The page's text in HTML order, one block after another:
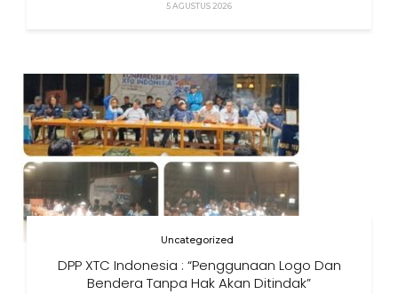
5 AGUSTUS 2026
Uncategorized
DPP XTC Indonesia : “Penggunaan Logo Dan
Bendera Tanpa Hak Akan Ditindak”